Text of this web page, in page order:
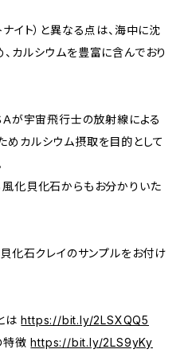
イト）と異なる点は、海中に沈
カルシウムを豊富に含んでおり
Ａが宇宙飛行士の放射線による
カルシウム摂取を目的として
化貝化石からもお分かりいた
化石クレイのサンプルをお付け
はhttps://bit.ly/2LSXQQ5
特徴https://bit.ly/2LS9yKy